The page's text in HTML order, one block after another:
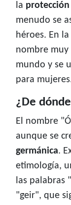
la protección
menudo se
héroes. En
nombre muy
mundo y se
para
¿De
El nombre
aunque se
germánica.
etimología,
las palabras
"geir", que